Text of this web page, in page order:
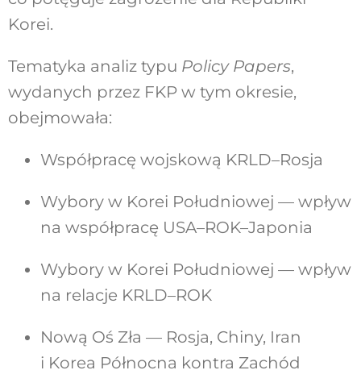
Korei.
Tematyka analiz typu Policy Papers,
wydanych przez FKP w tym okresie,
obejmowała:
Współpracę wojskową KRLD–Rosja
Wybory w Korei Południowej — wpływ
na współpracę USA–ROK–Japonia
Wybory w Korei Południowej — wpływ
na relacje KRLD–ROK
Nową Oś Zła — Rosja, Chiny, Iran
i Korea Północna kontra Zachód